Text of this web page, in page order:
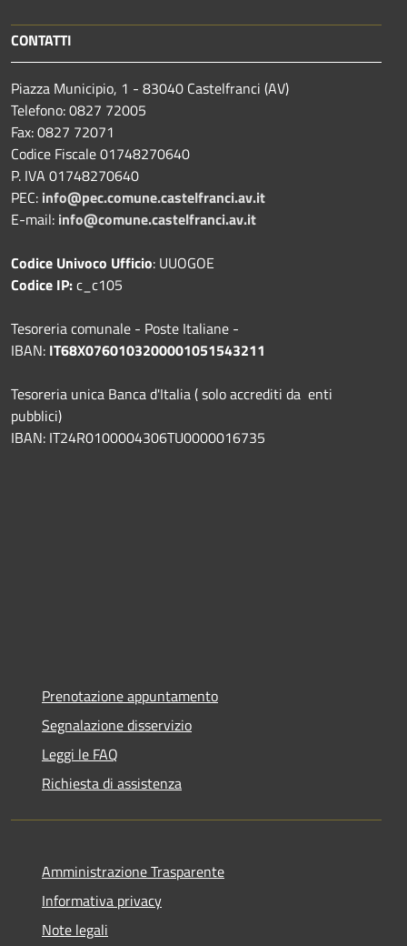
CONTATTI
Piazza Municipio, 1 - 83040 Castelfranci (AV)
Telefono: 0827 72005
Fax: 0827 72071
Codice Fiscale 01748270640
P. IVA 01748270640
PEC: info@pec.comune.castelfranci.av.it
E-mail: info@comune.castelfranci.av.it
Codice Univoco Ufficio: UUOGOE
Codice IP:c_c105
Tesoreria comunale - Poste Italiane -
IBAN: IT68X0760103200001051543211
Tesoreria unica Banca d'Italia ( solo accrediti da enti
pubblici)
IBAN: IT24R0100004306TU0000016735
Prenotazione appuntamento
Segnalazione disservizio
Leggi le FAQ
Richiesta di assistenza
Amministrazione Trasparente
Informativa privacy
Note legali